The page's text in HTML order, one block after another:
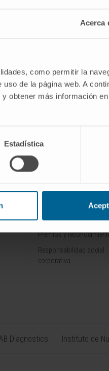
Acerca
como permitir la
de la página web. A
obtener más información
Estadística
como objetivo principal
la salud. Esta información es
es esencial consultar a
uso inapropiado o la
CONOZCA LA
Tecnología
Premios y
Responsabilidad social
corporativa
Diagnostics Instituto de